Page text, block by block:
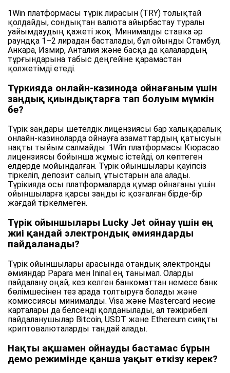
1Win платформасы түрік лирасын (TRY) толықтай
қолдайды, сондықтан валюта айырбастау туралы
уайымдаудың қажеті жоқ. Минималды ставка әр
раундқа 1–2 лирадан басталады, бұл ойынды Стамбул,
Анкара, Измир, Анталия және басқа да қалалардың
тұрғындарына табыс деңгейіне қарамастан
қолжетімді етеді.
Түркияда онлайн-казинода ойнағаным үшін
заңдық қиындықтарға тап болуым мүмкін
бе?
Түрік заңдары шетелдік лицензиясы бар халықаралық
онлайн-казиноларда ойнауға азаматтардың қатысуын
нақты тыйым салмайды. 1Win платформасы Кюрасао
лицензиясы бойынша жұмыс істейді, ол көптеген
елдерде мойындалған. Түрік ойыншылары қауіпсіз
тіркеліп, депозит салып, ұтыстарын ала алады.
Түрікияда осы платформаларда құмар ойнағаны үшін
ойыншыларға қарсы заңды іс қозғалған бірде-бір
жағдай тіркелмеген.
Түрік ойыншылары Lucky Jet ойнау үшін ең
жиі қандай электрондық әмияндарды
пайдаланады?
Түрік ойыншылары арасында отандық электронды
әмияндар Papara мен Ininal ең танымал. Оларды
пайдалану оңай, кез келген банкоматтан немесе банк
бөлімшесінен тез арада толтыруға болады және
комиссиясы минималды. Visa және Mastercard несие
карталары да белсенді қолданылады, ал тәжірибелі
пайдаланушылар Bitcoin, USDT және Ethereum сияқты
криптовалюталарды таңдай алады.
Нақты ақшамен ойнауды бастамас бұрын
демо режимінде қанша уақыт өткізу керек?